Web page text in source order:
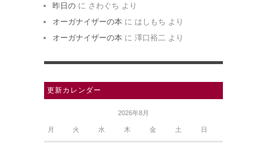
昨日の に さわぐち より
オーガナイザーの本 に はしもち より
オーガナイザーの本 に 澤口裕二 より
更新カレンダー
2026年8月
月 火 水 木 金 土 日